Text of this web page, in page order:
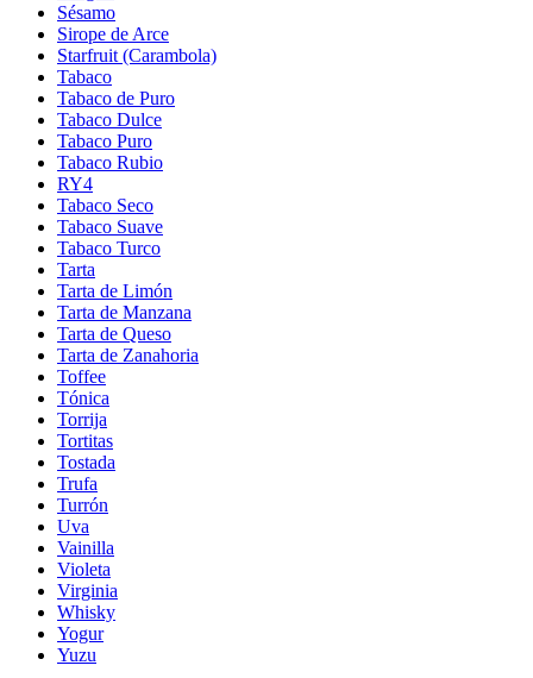
Sésamo
Sirope de Arce
Starfruit (Carambola)
Tabaco
Tabaco de Puro
Tabaco Dulce
Tabaco Puro
Tabaco Rubio
RY4
Tabaco Seco
Tabaco Suave
Tabaco Turco
Tarta
Tarta de Limón
Tarta de Manzana
Tarta de Queso
Tarta de Zanahoria
Toffee
Tónica
Torrija
Tortitas
Tostada
Trufa
Turrón
Uva
Vainilla
Violeta
Virginia
Whisky
Yogur
Yuzu